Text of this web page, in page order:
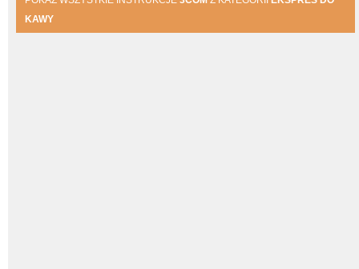
KAWY